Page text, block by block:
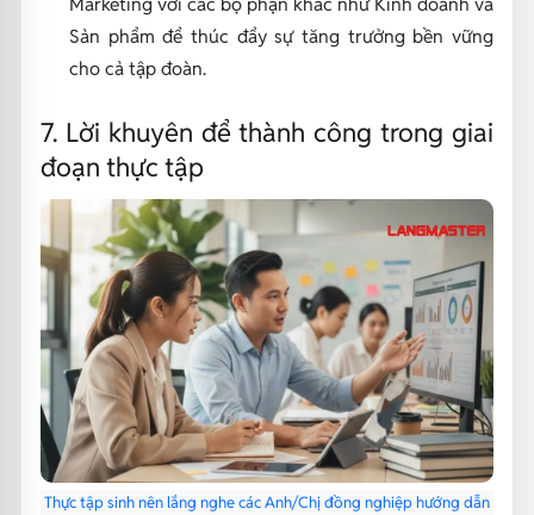
Sản phẩm để thúc đẩy sự tăng trưởng bền vững
cho cả tập đoàn.
7. Lời khuyên để thành công trong giai
đoạn thực tập
Thực tập sinh nên lắng nghe các Anh/Chị đồng nghiệp hướng dẫn